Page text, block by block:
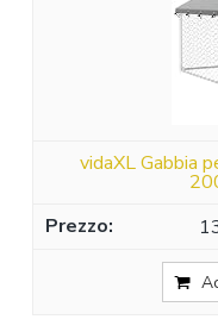
vidaXL Gabbia